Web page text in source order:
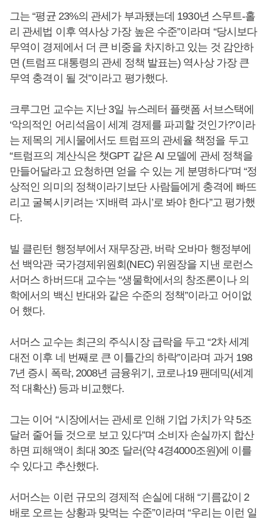
그는 “평균 23%의 관세가 부과됐는데 1930년 스무트-홀
리 관세법 이후 역사상 가장 높은 수준”이라며 “당시보다
무역이 경제에서 더 큰 비중을 차지하고 있는 것 감안하
면 (트럼프 대통령의 관세 정책 발표는) 역사상 가장 큰
무역 충격이 될 것”이라고 평가했다.
크루그먼 교수는 지난 3일 뉴스레터 플랫폼 서브스택에
‘악의적인 어리석음이 세계 경제를 파괴할 것인가?’이라
는 제목의 게시물에서도 트럼프의 관세율 책정을 두고
“트럼프의 계산식은 챗GPT 같은 AI 모델에 관세 정책을
만들어달라고 요청하면 얻을 수 있는 게 분명하다”며 “정
상적인 의미의 정책이라기보단 사람들에게 충격에 빠뜨
리고 굴복시키려는 ‘지배력 과시’로 봐야 한다”고 평가했
다.
빌 클린턴 행정부에서 재무장관, 버락 오바마 행정부에
선 백악관 국가경제위원회(NEC) 위원장을 지낸 로런스
서머스 하버드대 교수는 “생물학에서의 창조론이나 의
학에서의 백신 반대와 같은 수준의 정책”이라고 어이없
어 했다.
서머스 교수는 최근의 주식시장 급락을 두고 “2차 세계
대전 이후 네 번째로 큰 이틀간의 하락”이라며 과거 198
7년 증시 폭락, 2008년 금융위기, 코로나19 팬데믹(세계
적 대확산) 등과 비교했다.
그는 이어 “시장에서는 관세로 인해 기업 가치가 약 5조
달러 줄어들 것으로 보고 있다”며 소비자 손실까지 합산
하면 피해액이 최대 30조 달러(약 4경4000조원)에 이를
수 있다고 추산했다.
서머스는 이런 규모의 경제적 손실에 대해 “기름값이 2
배로 오르는 상황과 맞먹는 수준”이라며 “우리는 이런 일